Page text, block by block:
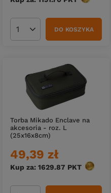
Ilość produktówDO KOSZYKA
Torba Mikado Enclave na
akcesoria - roz. L
(25x16x8cm)
49,39 zł
Kup za: 1629.87 PKT punktów